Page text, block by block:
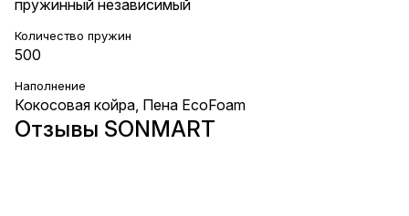
пружинный независимый
Количество пружин
500
Наполнение
Кокосовая койра Пена EcoFoam
Отзывы SONMART